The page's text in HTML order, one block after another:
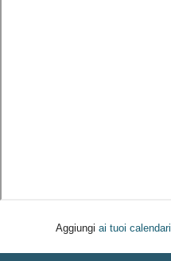
Aggiungi ai tuoi calendari